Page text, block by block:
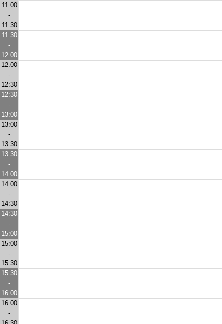
11:00
-
11:30
11:30
-
12:00
12:00
-
12:30
12:30
-
13:00
13:00
-
13:30
13:30
-
14:00
14:00
-
14:30
14:30
-
15:00
15:00
-
15:30
15:30
-
16:00
16:00
-